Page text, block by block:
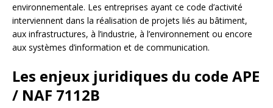
environnementale. Les entreprises ayant ce code d’activité
interviennent dans la réalisation de projets liés au bâtiment,
aux infrastructures, à l’industrie, à l’environnement ou encore
aux systèmes d’information et de communication.
Les enjeux juridiques du code APE
/ NAF 7112B